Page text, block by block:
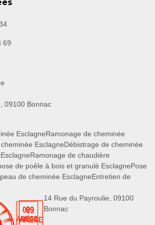
69
09100 Bonnac
EsclagneRamonage de cheminée
EsclagneDébistrage de cheminée
Ramonage de chaudière
de poêle à bois et granulé EsclagnePose
de cheminée EsclagneEntretien de
14 Rue du Payroulie, 09100
Bonnac